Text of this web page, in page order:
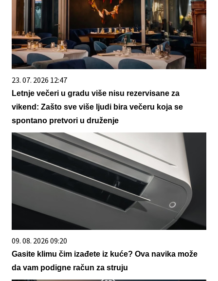
23. 07. 2026 12:47
Letnje večeri u gradu više nisu rezervisane za
vikend: Zašto sve više ljudi bira večeru koja se
spontano pretvori u druženje
09. 08. 2026 09:20
Gasite klimu čim izađete iz kuće? Ova navika može
da vam podigne račun za struju